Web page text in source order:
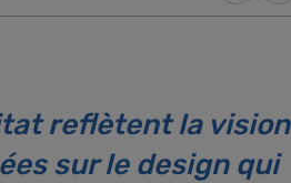
reflètent la vision
sur le design qui